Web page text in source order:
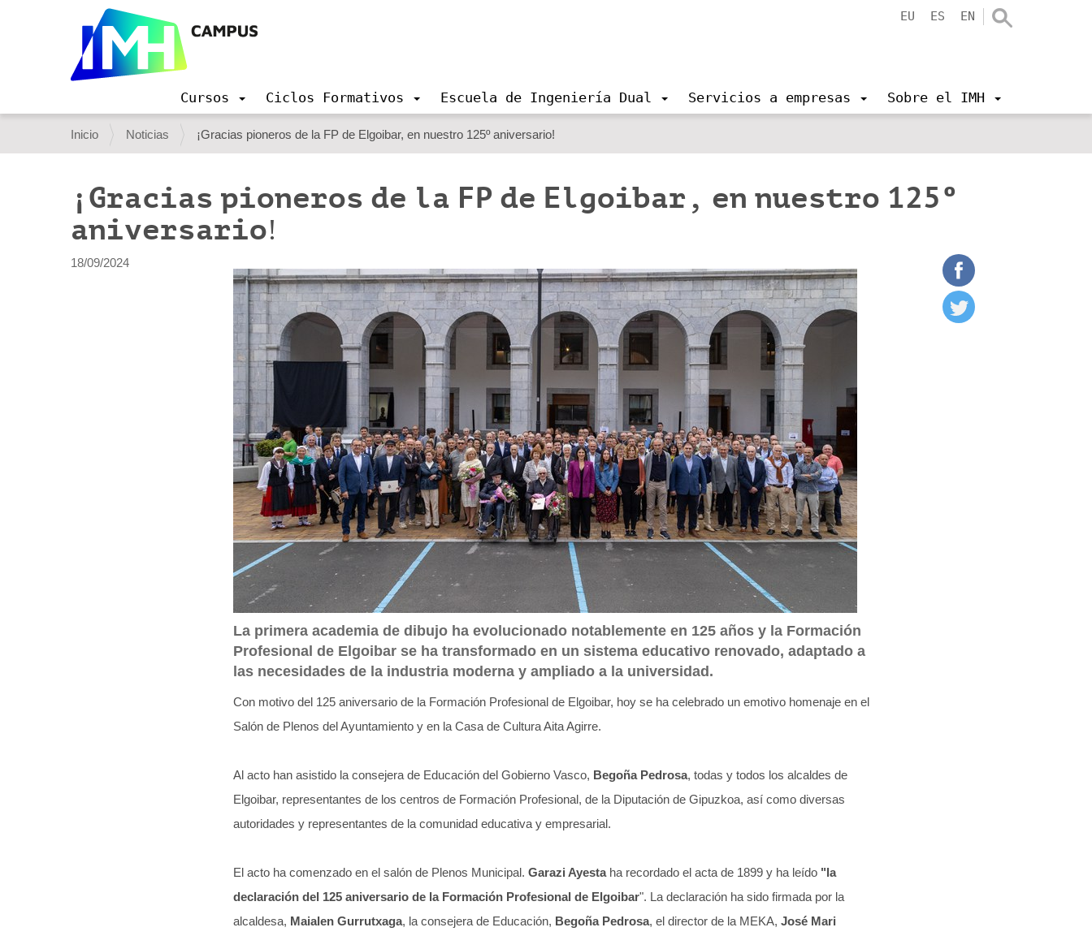
EU ES EN
v
i
n
Cursos Ciclos Formativos Escuela de Ingeniería Dual Servicios a empresas Sobre el IMH
U
s
d
e
Inicio Noticias ¡Gracias pioneros de la FP de Elgoibar, en nuestro 125º aniversario!
¡Gracias pioneros de la FP de Elgoibar, en nuestro 125º
aniversario!
18/09/2024
La primera academia de dibujo ha evolucionado notablemente en 125 años y la Formación
Profesional de Elgoibar se ha transformado en un sistema educativo renovado, adaptado a
las necesidades de la industria moderna y ampliado a la universidad.
Con motivo del 125 aniversario de la Formación Profesional de Elgoibar, hoy se ha celebrado un emotivo homenaje en el
Salón de Plenos del Ayuntamiento y en la Casa de Cultura Aita Agirre.
Al acto han asistido la consejera de Educación del Gobierno Vasco, Begoña Pedrosa, todas y todos los alcaldes de
Elgoibar, representantes de los centros de Formación Profesional, de la Diputación de Gipuzkoa, así como diversas
autoridades y representantes de la comunidad educativa y empresarial.
El acto ha comenzado en el salón de Plenos Municipal. Garazi Ayestaha recordado el acta de 1899 y ha leído "la
declaración del 125 aniversario de la Formación Profesional de Elgoibar". La declaración ha sido firmada por la
alcaldesa, Maialen Gurrutxaga, la consejera de Educación, Begoña Pedrosa, el director de la MEKA, José Mari